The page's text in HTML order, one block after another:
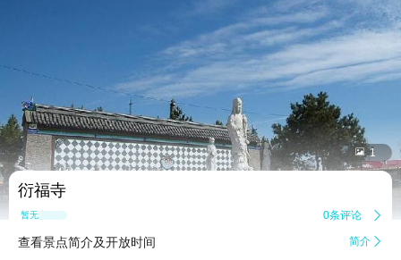
 1
衍福寺
暂无点评 0条评论 
查看景点简介及开放时间 简介 